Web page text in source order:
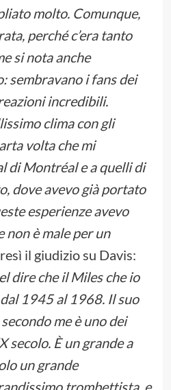
molto. Comunque,
perché c’era tanto
si nota anche
sembravano i fans dei
incredibili.
clima con gli
volta che mi
di Montréal e a quelli di
dove avevo già portato
esperienze avevo
non è male per un
il giudizio su Davis:
dire che il Miles che io
1945 al 1968. Il suo
me è uno dei
secolo. È un grande a
un grande
trombettista, e